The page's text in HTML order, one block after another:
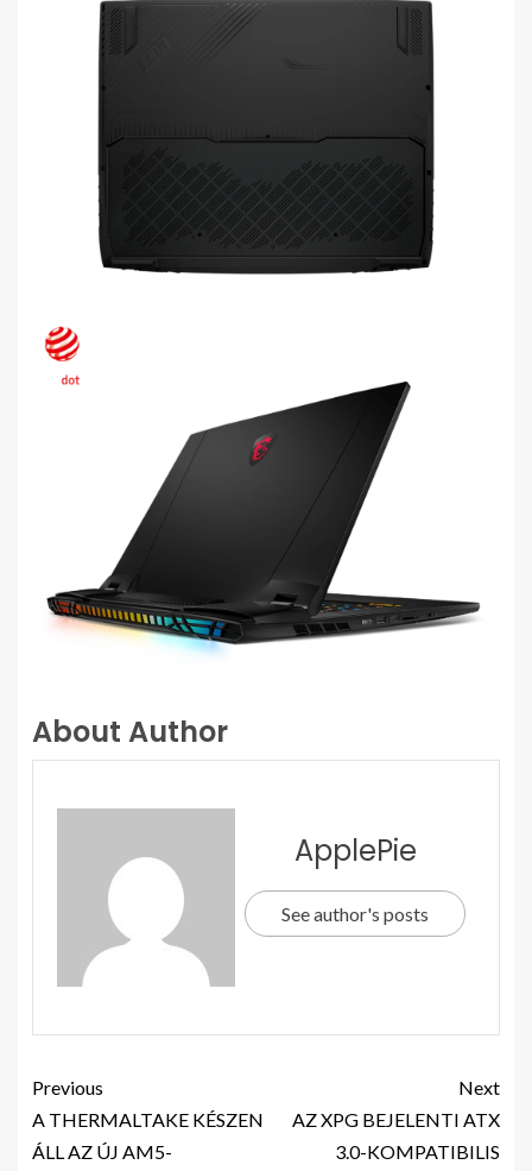
About Author
ApplePie
See author's posts
Previous
A THERMALTAKE KÉSZEN
ÁLL AZ ÚJ AM5-
Next
AZ XPG BEJELENTI ATX
3.0-KOMPATIBILIS